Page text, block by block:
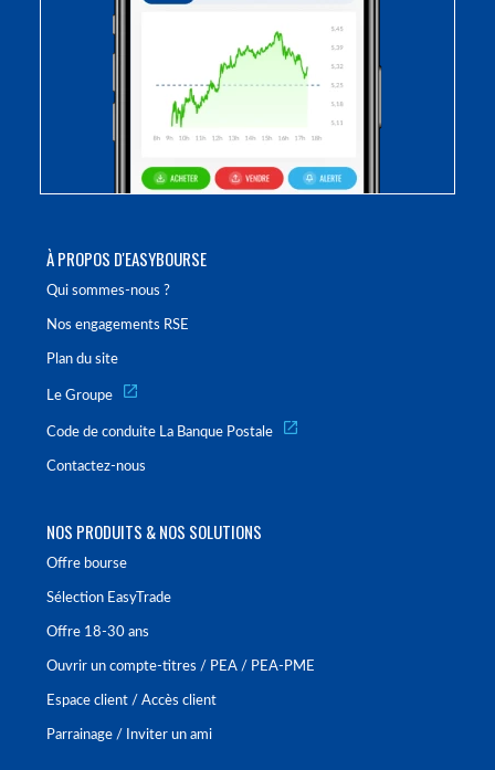
À PROPOS D'EASYBOURSE
Qui sommes-nous ?
Nos engagements RSE
Plan du site
Le Groupe
Code de conduite La Banque Postale
Contactez-nous
NOS PRODUITS & NOS SOLUTIONS
Offre bourse
Sélection EasyTrade
Offre 18-30 ans
Ouvrir un compte-titres / PEA / PEA-PME
Espace client / Accès client
Parrainage / Inviter un ami